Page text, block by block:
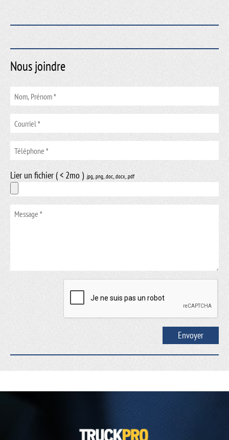
Nous joindre
Lier un fichier ( < 2mo ).jpg, .png, .doc, .docx, .pdf